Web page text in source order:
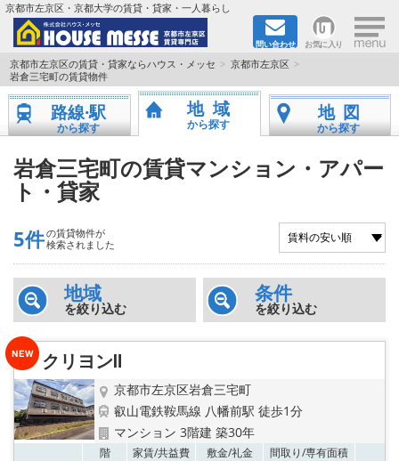
京都市左京区・京都大学の賃貸・貸家・一人暮らし
問い合わせ お気に入り ×
TOPページ
地図から検索
京都大学＆京都芸術大学生さんに
書類DL & 入居者さまへ
家族で住むならマンション？賃家？
一人暮らしの物件特集
ペット相談OKの賃貸！
特選物件
ハウスメーカー施工特集！
京都市左京区の賃貸・貸家ならハウス・メッセ
京都市左京区
岩倉三宅町の賃貸物件
路線·駅
から探す
地域
から探す
地図
から探す
岩倉三宅町の賃貸マンション・アパー
ト・貸家
5件の賃貸物件が
検索されました
地域
を絞り込む
条件
を絞り込む
クリヨンⅡ
京都市左京区岩倉三宅町
叡山電鉄鞍馬線 八幡前駅 徒歩1分
マンション 3階建 築30年
階 家賃/共益費 敷金/礼金 間取り/専有面積